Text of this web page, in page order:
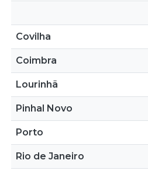
Covilha
Coimbra
Lourinhã
Pinhal Novo
Porto
Rio de Janeiro